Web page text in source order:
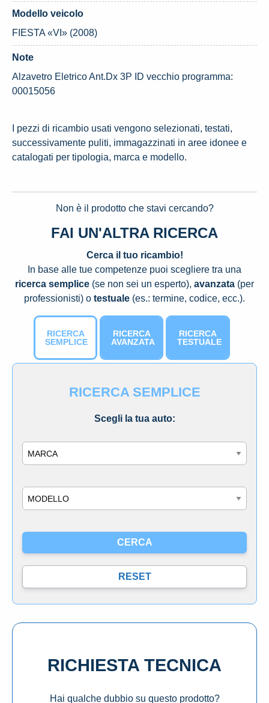
Modello veicolo
FIESTA «VI» (2008)
Note
Alzavetro Eletrico Ant.Dx 3P ID vecchio programma:
00015056
I pezzi di ricambio usati vengono selezionati, testati,
successivamente puliti, immagazzinati in aree idonee e
catalogati per tipologia, marca e modello.
Non è il prodotto che stavi cercando?
FAI UN'ALTRA RICERCA
Cerca il tuo ricambio!
In base alle tue competenze puoi scegliere tra una
ricerca semplice (se non sei un esperto), avanzata (per
professionisti) o testuale (es.: termine, codice, ecc.).
RICERCA
SEMPLICE
RICERCA
AVANZATA
RICERCA
TESTUALE
RICERCA SEMPLICE
Scegli la tua auto:
RICHIESTA TECNICA
Hai qualche dubbio su questo prodotto?